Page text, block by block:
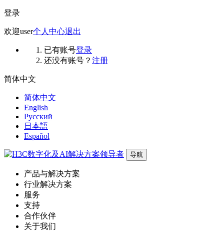
登录
欢迎user个人中心退出
已有账号登录
还没有账号？ 注册
简体中文
简体中文
English
Русский
日本語
Español
导航
产品与解决方案
行业解决方案
服务
支持
合作伙伴
关于我们